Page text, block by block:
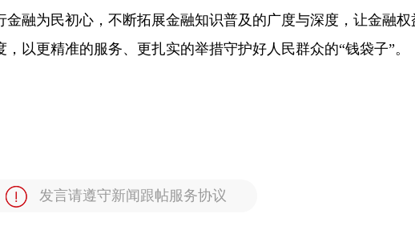
金融为民初心，不断拓展金融知识普及的广度与深度，让金融权
以更精准的服务、更扎实的举措守护好人民群众的“钱袋子”。
发言请遵守新闻跟帖服务协议